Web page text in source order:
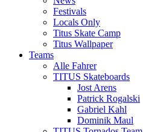
Festivals
Locals Only
Titus Skate Camp
Titus Wallpaper
Teams
Alle Fahrer
TITUS Skateboards
Jost Arens
Patrick Rogalski
Gabriel Kahl
Dominik Maul